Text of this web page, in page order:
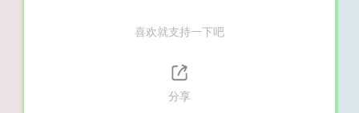
喜欢就支持一下吧
分享